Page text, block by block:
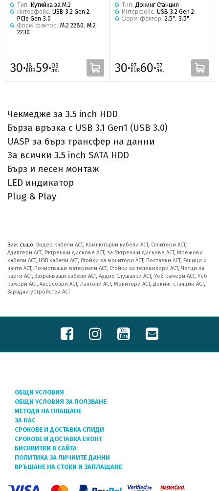
Тип: Кутийка за M.2
Интерфейс: USB 3.2 Gen 2
PCIe Gen 3.0
Форм фактор: M.2 2280 M.2
2230
30·18
EUR59·03
лв.
Тип: Докинг Станция
Интерфейс: USB 3.2 Gen 2
Форм фактор: 2.5" 3.5"
30·97
EUR60·57
лв.
Чекмедже за 3.5 inch HDD
Бърза връзка с USB 3.1 Gen1 (USB 3.0)
UASP за бърз трансфер на данни
За всички 3.5 inch SATA HDD
Бърз и лесен монтаж
LED индикатор
Plug & Play
Виж също: Видео кабели ACT, Компютърни кабели ACT, Сплитери ACT,
Адаптери ACT, Вътрешни дискове ACT, за Вътрешни дискове ACT, Мрежови
кабели ACT, USB кабели ACT, Стойки за монитори ACT, Поставки ACT, Раници и
чанти ACT, Почистващи материали ACT, Стойки за телевизори ACT, Четци за
карти ACT, Захранващи кабели ACT, Аудио Слушалки ACT, Уеб камери ACT, Уеб
камери ACT, Аксесоари ACT, Лаптопи ACT, Монитори ACT, Докинг станции ACT,
Зарядни устройства ACT
ОБЩИ УСЛОВИЯ
ОБЩИ УСЛОВИЯ ЗА ПОЛЗВАНЕ
МЕТОДИ НА ПЛАЩАНЕ
ЗА НАС
СРОКОВЕ И ДОСТАВКА СПИДИ
СРОКОВЕ И ДОСТАВКА ЕКОНТ
БИСКВИТКИ В САЙТА
ПОЛИТИКА ЗА ЛИЧНИТЕ ДАННИ
ВРЪЩАНЕ НА СТОКИ И ЗАПЛАЩАНЕ